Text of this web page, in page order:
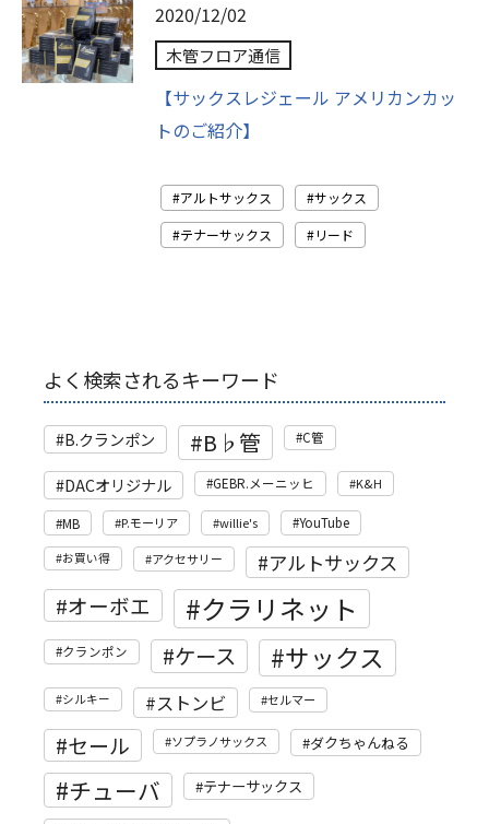
2020/12/02
木管フロア通信
【サックスレジェール アメリカンカッ
トのご紹介】
アルトサックス
サックス
テナーサックス
リード
よく検索されるキーワード
B.クランポン B♭管 C管
DACオリジナル GEBR.メーニッヒ K&H
MB P.モーリア willie's YouTube
お買い得 アクセサリー アルトサックス
オーボエ クラリネット
クランポン ケース サックス
シルキー ストンビ セルマー
セール ソプラノサックス ダクちゃんねる
チューバ テナーサックス